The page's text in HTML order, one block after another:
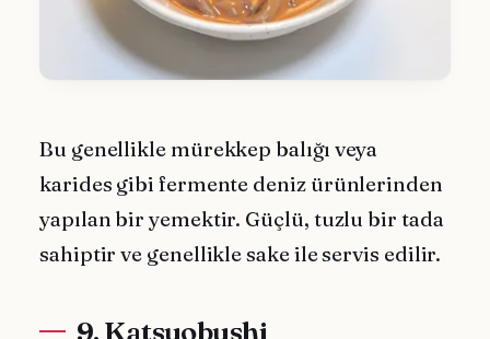
Bu genellikle mürekkep balığı veya
karides gibi fermente deniz ürünlerinden
yapılan bir yemektir. Güçlü, tuzlu bir tada
sahiptir ve genellikle sake ile servis edilir.
9. Katsuobushi